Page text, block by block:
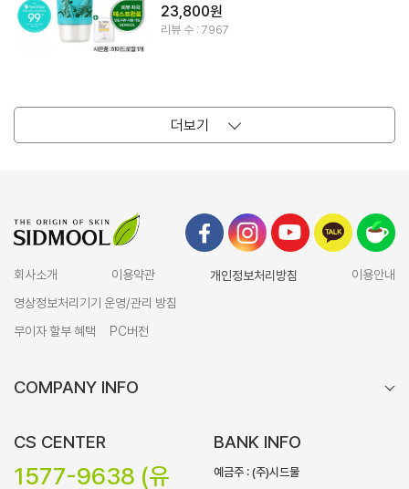
23,800원
리뷰 수 : 7967
더보기
회사소개 이용약관 개인정보처리방침
이용안내
영상정보처리기기 운영/관리 방침
무이자 할부 혜택
PC버전
COMPANY INFO
CS CENTER
1577-9638 (유
BANK INFO
예금주 : (주)시드물